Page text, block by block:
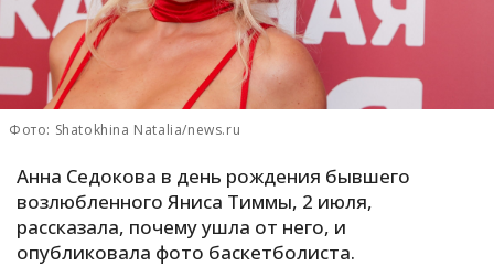
К
С
Т
Фото: Shatokhina Natalia/news.ru
Анна Седокова в день рождения бывшего
возлюбленного Яниса Тиммы, 2 июля,
рассказала, почему ушла от него, и
опубликовала фото баскетболиста.